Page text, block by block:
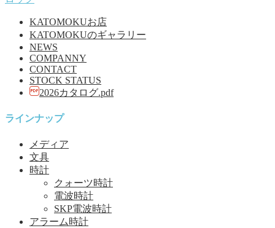
KATOMOKUお店
KATOMOKUのギャラリー
NEWS
COMPANNY
CONTACT
STOCK STATUS
2026カタログ.pdf
ラインナップ
メディア
文具
時計
クォーツ時計
電波時計
SKP電波時計
アラーム時計